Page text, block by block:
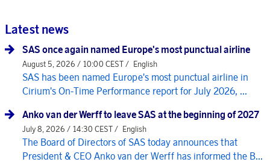
Latest news
SAS once again named Europe's most punctual airline
August 5, 2026 / 10:00 CEST / English
SAS has been named Europe's most punctual airline in
Cirium's On-Time Performance report for July 2026, ...
Anko van der Werff to leave SAS at the beginning of 2027
July 8, 2026 / 14:30 CEST / English
The Board of Directors of SAS today announces that
President & CEO Anko van der Werff has informed the B...